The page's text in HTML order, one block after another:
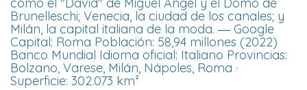
como el "David" de Miguel Ángel y el Domo de
Brunelleschi; Venecia, la ciudad de los canales; y
Milán, la capital italiana de la moda. ― Google
Capital: Roma Población: 58,94 millones (2022)
Banco Mundial Idioma oficial: Italiano Provincias:
Bolzano, Varese, Milán, Nápoles, Roma ·
Superficie: 302.073 km²